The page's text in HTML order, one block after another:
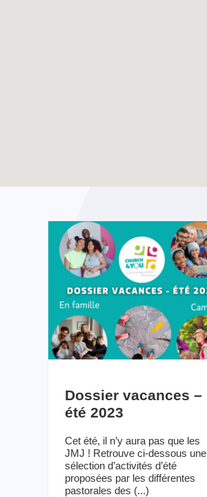
Dossier vacances –
été 2023
Cet été, il n’y aura pas que les
JMJ ! Retrouve ci-dessous une
sélection d’activités d’été
proposées par les différentes
pastorales des (...)